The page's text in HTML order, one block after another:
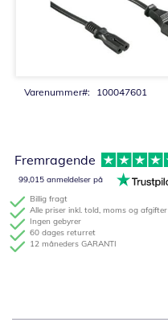
Varenummer 100047601
Billig fragt
Alle priser inkl. told, moms og afgifter
Ingen gebyrer
60 dages returret
12 måneders GARANTI
Fremragende
99,015 anmeldelser på